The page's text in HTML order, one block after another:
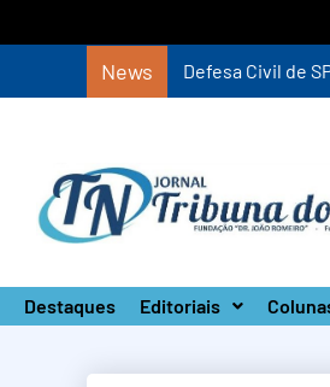
News Defesa Civil de
Destaques Editoriais